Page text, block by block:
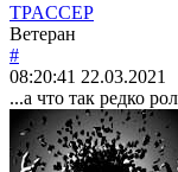
TPACCEP
Ветеран
#
08:20:41 22.03.2021
...а что так редко